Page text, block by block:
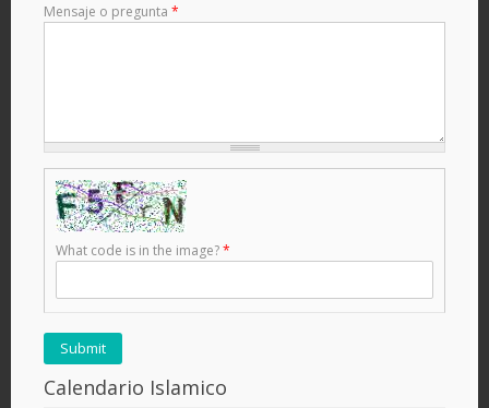
Mensaje o pregunta *
What code is in the image?*
Calendario Islamico